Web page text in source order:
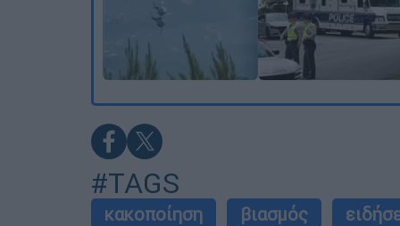
#TAGS
κακοποίηση βιασμός